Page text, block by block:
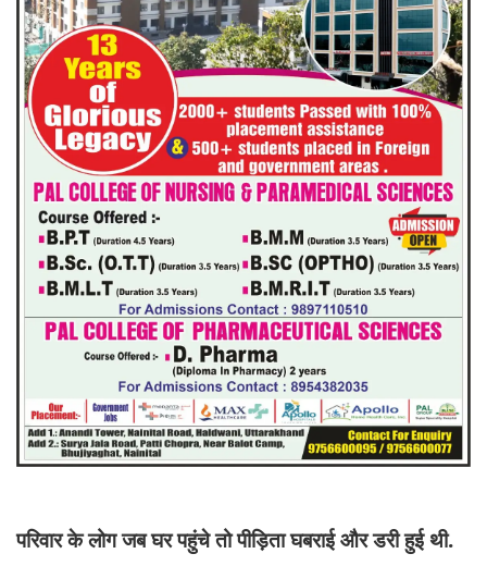
परिवार के लोग जब घर पहुंचे तो पीड़िता घबराई और डरी हुई थी.